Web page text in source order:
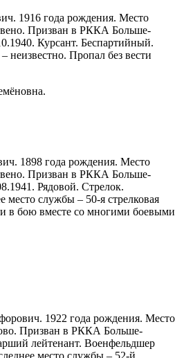
1916 года рождения. Место
Призван в РККА Больше-
Курсант. Беспартийный.
неизвестно. Пропал без вести
1898 года рождения. Место
Призван в РККА Больше-
Рядовой. Стрелок.
место службы – 50-я стрелковая
в бою вместе со многими боевыми
1922 года рождения. Место
Призван в РККА Больше-
лейтенант. Военфельдшер